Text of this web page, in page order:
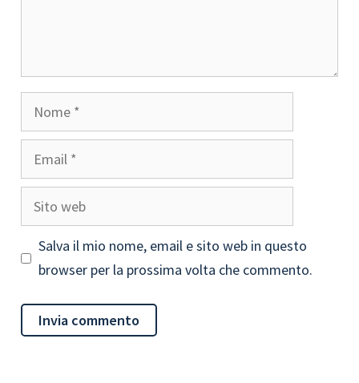
Nome
Email
Sito
web
Salva il mio nome, email e sito web in questo
browser per la prossima volta che commento.